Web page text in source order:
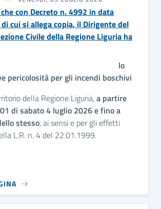
con Decreto n. 4992 in data
cui si allega copia, il Dirigente del
Civile della Regione Liguria ha
pericolosità per gli incendi boschivi
della Regione Liguria,a partire
di sabato 4 luglio 2026 e fino a
stesso, ai sensi e per gli effetti
L.R. n. 4 del 22.01.1999.